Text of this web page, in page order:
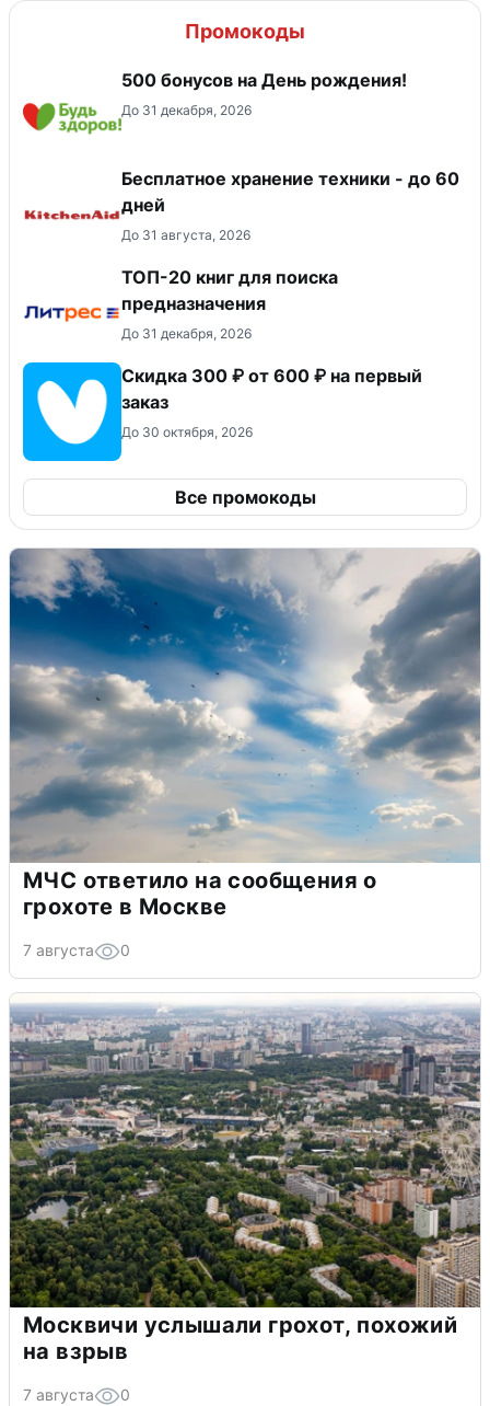
Промокоды
500 бонусов на День рождения!
До 31 декабря, 2026
Бесплатное хранение техники - до 60
дней
До 31 августа, 2026
ТОП-20 книг для поиска
предназначения
До 31 декабря, 2026
Скидка 300 ₽ от 600 ₽ на первый
заказ
До 30 октября, 2026
Все промокоды
МЧС ответило на сообщения о
грохоте в Москве
7 августа 0
Москвичи услышали грохот, похожий
на взрыв
7 августа 0